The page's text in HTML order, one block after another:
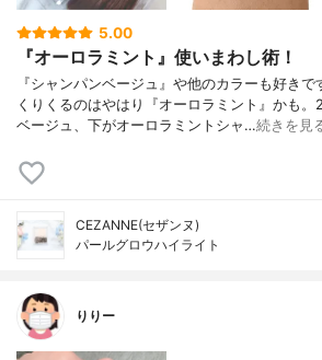
5.00
『オーロラミント』使いまわし術！
『シャンパンベージュ』や他のカラーも好き
くりくるのはやはり『オーロラミント』かも
ベージュ、下がオーロラミントシャ…続きを見
CEZANNE(セザンヌ)
パールグロウハイライト
りりー